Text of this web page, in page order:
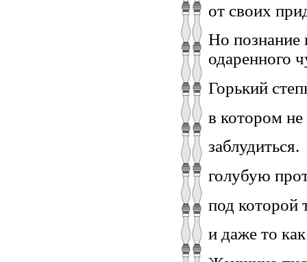
от своих
Но познание
одаренного
Горький
в котором
заблудиться.
голубую
под которой
и даже то